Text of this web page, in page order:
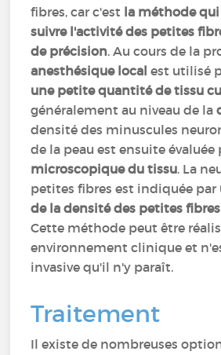
fibres, car c'est la méthode
suivre l'activité des petites
de précision. Au cours de la
anesthésique local est utilisé
une petite quantité de tissu
généralement au niveau de la
densité des minuscules
de la peau est ensuite évaluée
microscopique du tissu. La
petites fibres est indiquée par
de la densité des petites
Cette méthode peut être
environnement clinique et
invasive qu'il n'y paraît.
Traitement
Il existe de nombreuses